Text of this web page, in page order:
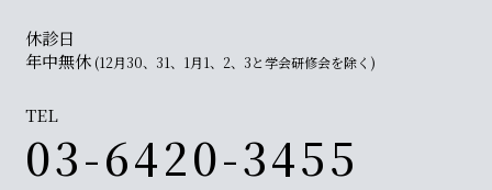
休診日
年中無休 (12月30、31、1月1、2、3と学会研修会を除く)
TEL
03-6420-3455